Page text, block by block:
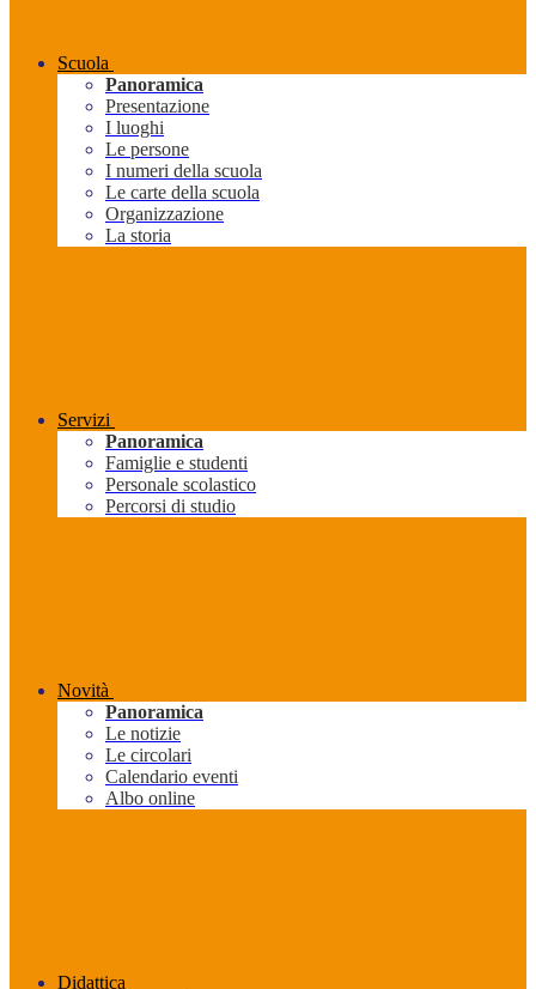
Scuola
Panoramica
Presentazione
I luoghi
Le persone
I numeri della scuola
Le carte della scuola
Organizzazione
La storia
Servizi
Panoramica
Famiglie e studenti
Personale scolastico
Percorsi di studio
Novità
Panoramica
Le notizie
Le circolari
Calendario eventi
Albo online
Didattica